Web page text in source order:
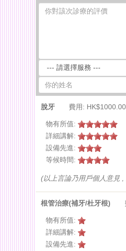
脫牙 費用: HK$1000.00
物有所值:
詳細講解:
設備先進:
等候時間:
(以上言論乃用戶個人意見
根管治療(補牙/杜牙根) 費
物有所值:
詳細講解:
設備先進: